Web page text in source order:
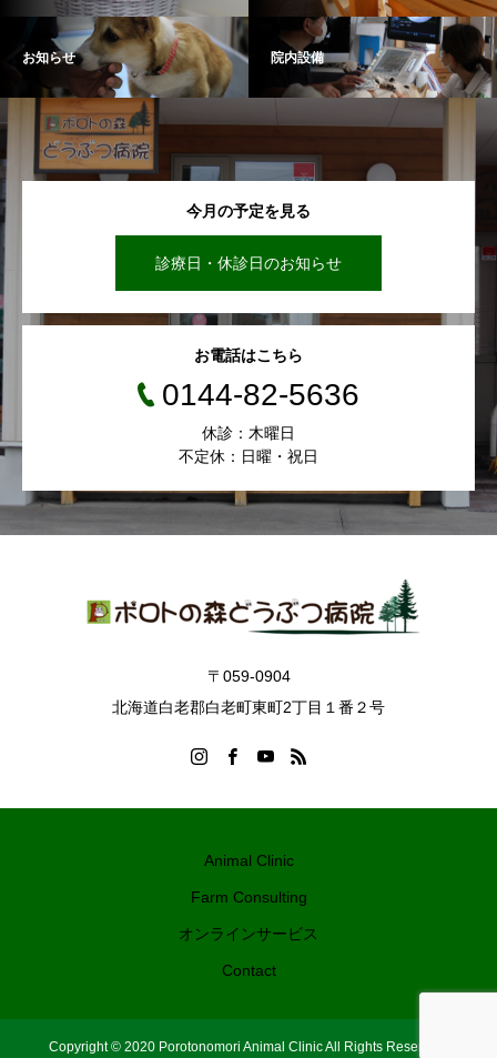
お知らせ 院内設備
今月の予定を見る
診療日・休診日のお知らせ
お電話はこちら
0144-82-5636
休診：木曜日
不定休：日曜・祝日
〒059-0904
北海道白老郡白老町東町2丁目１番２号
Animal Clinic
Farm Consulting
オンラインサービス
Contact
Copyright © 2020 Porotonomori Animal Clinic All Rights Reserved.